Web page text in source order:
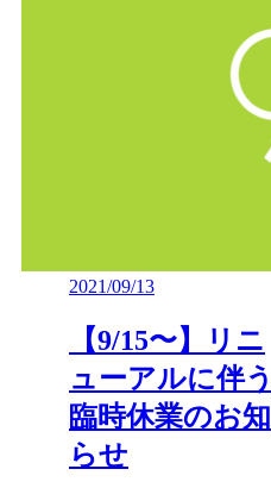
2021/09/13
【9/15〜】リニ
ューアルに伴う
臨時休業のお知
らせ